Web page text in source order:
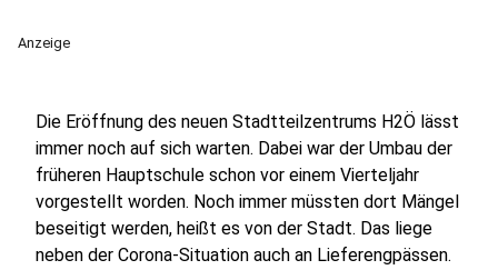
Anzeige
Die Eröffnung des neuen Stadtteilzentrums H2Ö lässt
immer noch auf sich warten. Dabei war der Umbau der
früheren Hauptschule schon vor einem Vierteljahr
vorgestellt worden. Noch immer müssten dort Mängel
beseitigt werden, heißt es von der Stadt. Das liege
neben der Corona-Situation auch an Lieferengpässen.